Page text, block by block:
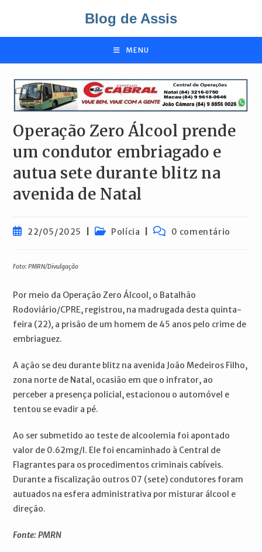
o
Blog de Assis
MENU
Operação Zero Álcool prende
um condutor embriagado e
autua sete durante blitz na
avenida de Natal
Post22/05/2025
Categoria
Polícia
Comentários
0 comentário
Foto: PMRN/Divulgação
Por meio da Operação Zero Álcool, o Batalhão
Rodoviário/CPRE, registrou, na madrugada desta quinta-
feira (22), a prisão de um homem de 45 anos pelo crime de
embriaguez.
A ação se deu durante blitz na avenida João Medeiros Filho,
zona norte de Natal, ocasião em que o infrator, ao
perceber a presença policial, estacionou o automóvel e
tentou se evadir a pé.
Ao ser submetido ao teste de alcoolemia foi apontado
valor de 0.62mg/l. Ele foi encaminhado à Central de
Flagrantes para os procedimentos criminais cabíveis.
Durante a fiscalização outros 07 (sete) condutores foram
autuados na esfera administrativa por misturar álcool e
direção.
Fonte: PMRN